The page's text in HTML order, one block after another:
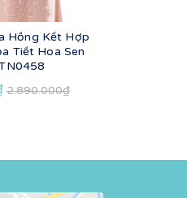
Hồng Kết Hợp
Tiết Hoa Sen
2.890.000₫